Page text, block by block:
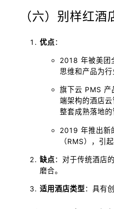
（六）别样红酒
优点：
2018 年被美团
思维和产品为行
旗下云 PMS 产
端架构的酒店
整套成熟落地的
2019 年推出新
（RMS），引
缺点：对于传统酒店
磨合。
适用酒店类型：具有